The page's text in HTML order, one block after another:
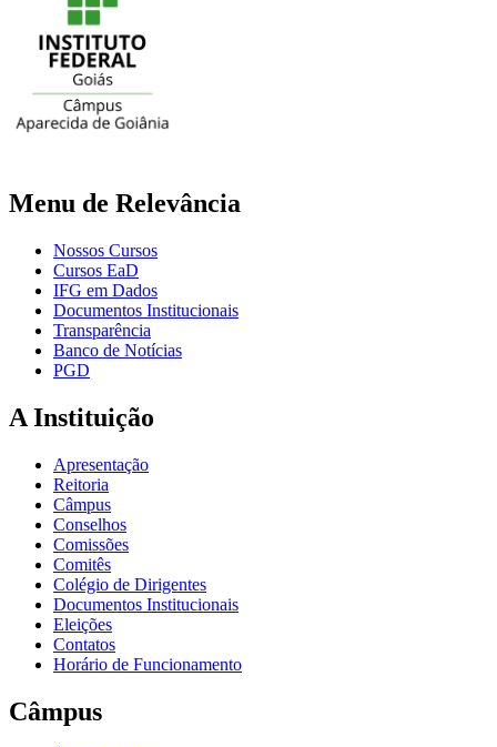
Menu de Relevância
Nossos Cursos
Cursos EaD
IFG em Dados
Documentos Institucionais
Transparência
Banco de Notícias
PGD
A Instituição
Apresentação
Reitoria
Câmpus
Conselhos
Comissões
Comitês
Colégio de Dirigentes
Documentos Institucionais
Eleições
Contatos
Horário de Funcionamento
Câmpus